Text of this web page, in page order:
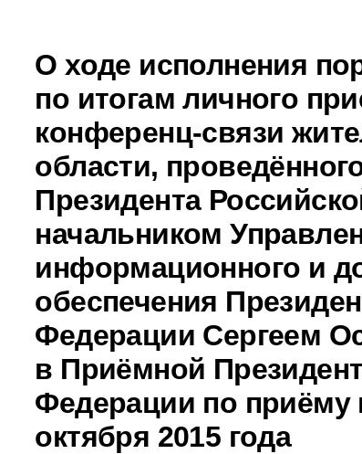
О ходе исполнения
по итогам личного
конференц-связи
области,
Президента
начальником
информационного и
обеспечения
Федерации Сергеем
в Приёмной
Федерации по приёму
октября 2015 года